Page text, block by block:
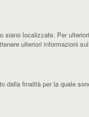
localizzate. Per
ulteriori informazioni
finalità per la quale